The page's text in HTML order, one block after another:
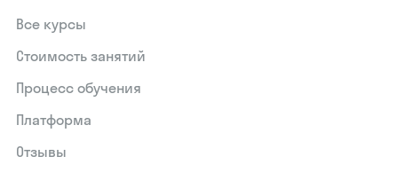
Все курсы
Стоимость занятий
Процесс обучения
Платформа
Отзывы